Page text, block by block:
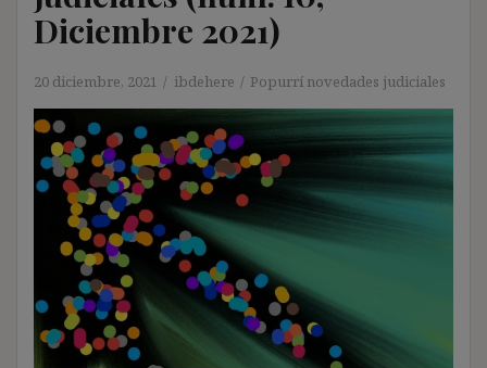
Diciembre 2021)
20 diciembre, 2021 ibdehere Popurrí novedades judiciales